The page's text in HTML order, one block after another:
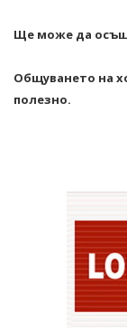
Ще може да
Общуването на
полезно.